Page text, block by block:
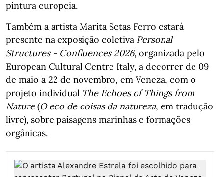
pintura europeia.
Também a artista Marita Setas Ferro estará
presente na exposição coletiva Personal
Structures - Confluences 2026, organizada pelo
European Cultural Centre Italy, a decorrer de 09
de maio a 22 de novembro, em Veneza, com o
projeto individual The Echoes of Things from
Nature(O eco de coisas da natureza, em tradução
livre), sobre paisagens marinhas e formações
orgânicas.